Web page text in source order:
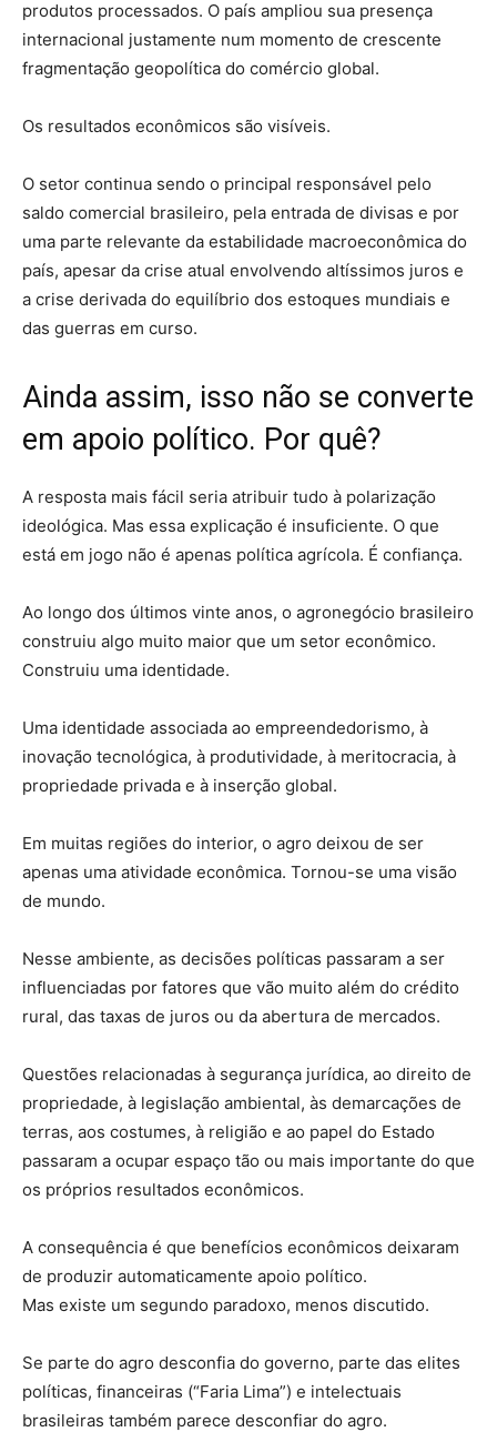
produtos processados. O país ampliou sua presença
internacional justamente num momento de crescente
fragmentação geopolítica do comércio global.
Os resultados econômicos são visíveis.
O setor continua sendo o principal responsável pelo
saldo comercial brasileiro, pela entrada de divisas e por
uma parte relevante da estabilidade macroeconômica do
país, apesar da crise atual envolvendo altíssimos juros e
a crise derivada do equilíbrio dos estoques mundiais e
das guerras em curso.
Ainda assim, isso não se converte
em apoio político. Por quê?
A resposta mais fácil seria atribuir tudo à polarização
ideológica. Mas essa explicação é insuficiente. O que
está em jogo não é apenas política agrícola. É confiança.
Ao longo dos últimos vinte anos, o agronegócio brasileiro
construiu algo muito maior que um setor econômico.
Construiu uma identidade.
Uma identidade associada ao empreendedorismo, à
inovação tecnológica, à produtividade, à meritocracia, à
propriedade privada e à inserção global.
Em muitas regiões do interior, o agro deixou de ser
apenas uma atividade econômica. Tornou-se uma visão
de mundo.
Nesse ambiente, as decisões políticas passaram a ser
influenciadas por fatores que vão muito além do crédito
rural, das taxas de juros ou da abertura de mercados.
Questões relacionadas à segurança jurídica, ao direito de
propriedade, à legislação ambiental, às demarcações de
terras, aos costumes, à religião e ao papel do Estado
passaram a ocupar espaço tão ou mais importante do que
os próprios resultados econômicos.
A consequência é que benefícios econômicos deixaram
de produzir automaticamente apoio político.
Mas existe um segundo paradoxo, menos discutido.
Se parte do agro desconfia do governo, parte das elites
políticas, financeiras (“Faria Lima”) e intelectuais
brasileiras também parece desconfiar do agro.